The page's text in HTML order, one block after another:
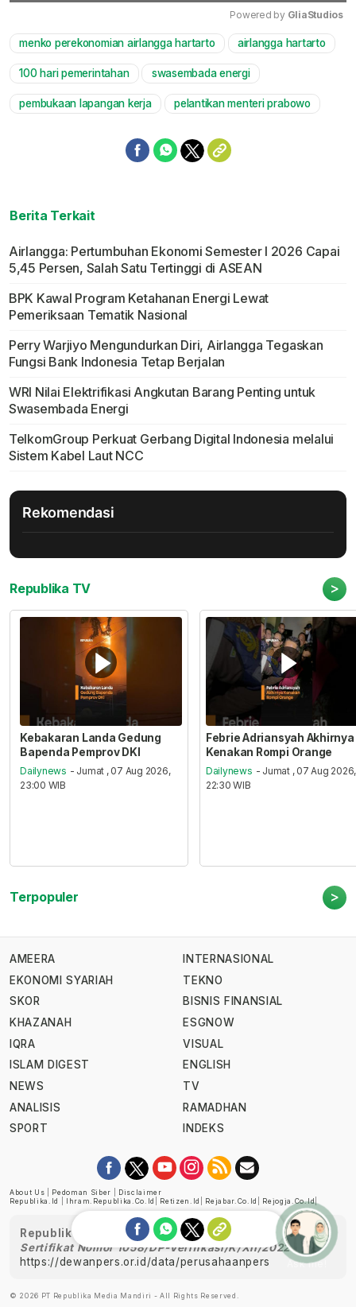
Mute
Powered by GliaStudios
menko perekonomian airlangga hartarto airlangga hartarto
100 hari pemerintahan swasembada energi
pembukaan lapangan kerja pelantikan menteri prabowo
Berita Terkait
Airlangga: Pertumbuhan Ekonomi Semester I 2026 Capai
5,45 Persen, Salah Satu Tertinggi di ASEAN
BPK Kawal Program Ketahanan Energi Lewat
Pemeriksaan Tematik Nasional
Perry Warjiyo Mengundurkan Diri, Airlangga Tegaskan
Fungsi Bank Indonesia Tetap Berjalan
WRI Nilai Elektrifikasi Angkutan Barang Penting untuk
Swasembada Energi
TelkomGroup Perkuat Gerbang Digital Indonesia melalui
Sistem Kabel Laut NCC
Rekomendasi
Republika TV >
Kebakaran Landa Gedung
Bapenda Pemprov DKI
Dailynews - Jumat , 07 Aug 2026,
23:00 WIB
Febrie Adriansyah Akhirnya
Kenakan Rompi Orange
Dailynews - Jumat , 07 Aug 2026,
22:30 WIB
Terpopuler >
AMEERA
EKONOMI SYARIAH
SKOR
KHAZANAH
IQRA
ISLAM DIGEST
NEWS
ANALISIS
SPORT
INTERNASIONAL
TEKNO
BISNIS FINANSIAL
ESGNOW
VISUAL
ENGLISH
TV
RAMADHAN
INDEKS
About Us Pedoman Siber
Disclaimer
Republika.id
Ihram.republika.co.id Retizen.id Rejabar.co.id Rejogja.co.id|
Republika telah diverifikasi oleh Dewan Pers
Sertifikat Nomor 1058/DP-Verifikasi/K/XII/2022
https://dewanpers.or.id/data/perusahaanpers
© 2026 PT Republika Media Mandiri - All Rights Reserved.
Ask me!